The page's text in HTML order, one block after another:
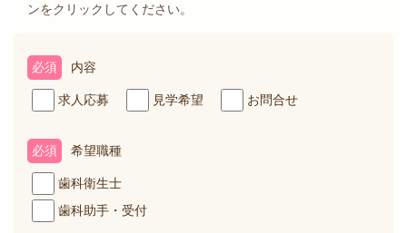
ンをクリックしてください。
内容
必須
求人応募 見学希望 お問合せ
希望職種
必須
歯科衛生士
歯科助手・受付